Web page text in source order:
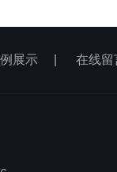
展示 在线留